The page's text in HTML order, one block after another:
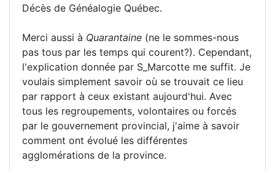
Décès de Généalogie Québec.
Merci aussi à Quarantaine (ne le sommes-nous
pas tous par les temps qui courent?). Cependant,
l'explication donnée par S_Marcotte me suffit. Je
voulais simplement savoir où se trouvait ce lieu
par rapport à ceux existant aujourd'hui. Avec
tous les regroupements, volontaires ou forcés
par le gouvernement provincial, j'aime à savoir
comment ont évolué les différentes
agglomérations de la province.